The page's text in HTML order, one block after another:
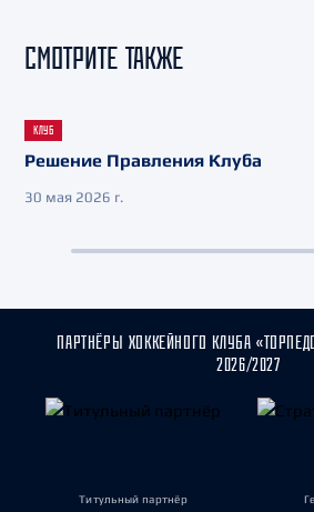
СМОТРИТЕ ТАКЖЕ
КЛУБ
Решение Правления Клуба
30 мая 2026 г.
ПАРТНЁРЫ ХОККЕЙНОГО КЛУБА
2026/2027
Титульный партнёр